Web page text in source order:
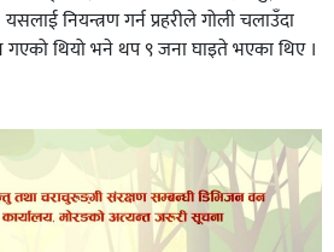
नियन्त्रण गर्न प्रहरीले गोली चलाउँदा
गएको थियो भने थप ९ जना घाइते भएका थिए ।